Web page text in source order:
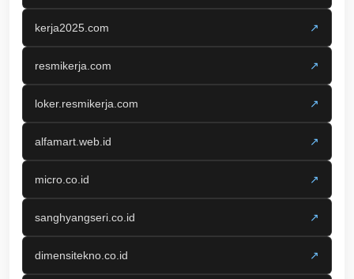
kerja2025.com ↗
resmikerja.com ↗
loker.resmikerja.com ↗
alfamart.web.id ↗
micro.co.id ↗
sanghyangseri.co.id ↗
dimensitekno.co.id ↗